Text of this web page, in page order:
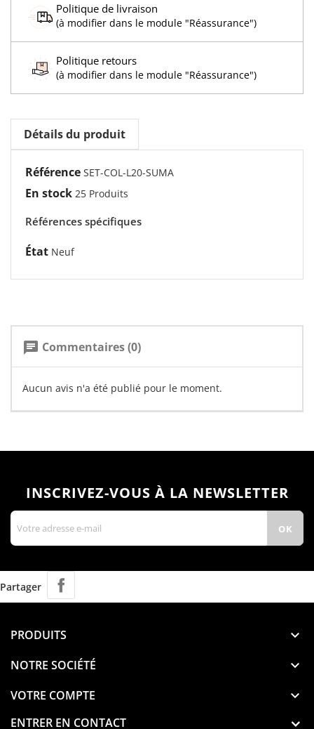
Politique de livraison
(à modifier dans le module "Réassurance")
Politique retours
(à modifier dans le module "Réassurance")
Détails du produit
Référence SET-COL-L20-SUMA
En stock 25 Produits
Références spécifiques
État Neuf
chat Commentaires (0)
Aucun avis n'a été publié pour le moment.
INSCRIVEZ-VOUS À LA NEWSLETTER
Partager
PRODUITS 
NOTRE SOCIÉTÉ 
VOTRE COMPTE 
ENTRER EN CONTACT